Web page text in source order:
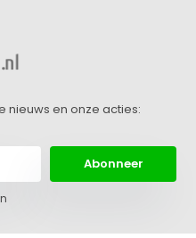
nieuws en onze acties:
Abonneer